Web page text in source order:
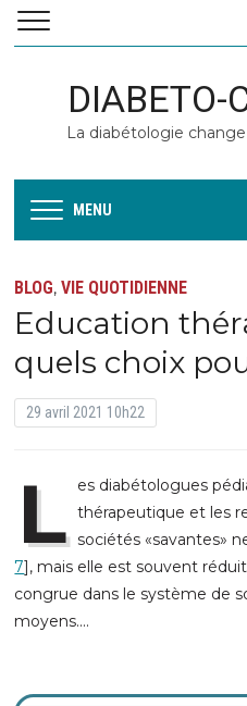
DIABETO-
La diabétologie
MENU
BLOG,VIE QUOTIDIENNE
Education
quels choix
29 avril 2021 10h22
L es diabétologues
thérapeutique et les
sociétés «savantes»
7], mais elle est souvent
congrue dans le système de
moyens....